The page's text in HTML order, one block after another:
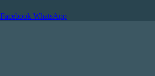
Facebook WhatsApp